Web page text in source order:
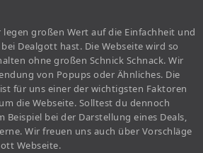
großen Wert auf die Einfachheit und
Dealgott hast. Die Webseite wird so
ohne großen Schnick Schnack. Wir
von Popups oder Ähnliches. Die
für uns einer der wichtigsten Faktoren
die Webseite. Solltest du dennoch
Beispiel bei der Darstellung eines Deals,
Wir freuen uns auch über Vorschläge
Webseite.